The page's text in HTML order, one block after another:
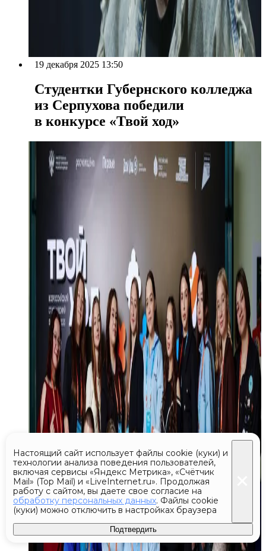
19 декабря 2025 13:50
Студентки Губернского колледжа
из Серпухова победили
в конкурсе «Твой ход»
Настоящий сайт использует файлы cookie (куки) и
технологии анализа поведения пользователей,
включая сервисы «Яндекс Метрика», «Счётчик
Mail» (Top Mail) и «LiveInternet.ru». Продолжая
работу с сайтом, вы даете свое согласие на
обработку персональных данных. Файлы cookie
(куки) можно отключить в настройках браузера
Подтвердить